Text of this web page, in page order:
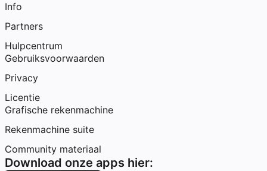
Info
Partners
Hulpcentrum
Gebruiksvoorwaarden
Privacy
Licentie
Grafische rekenmachine
Rekenmachine suite
Community materiaal
Download onze apps hier: